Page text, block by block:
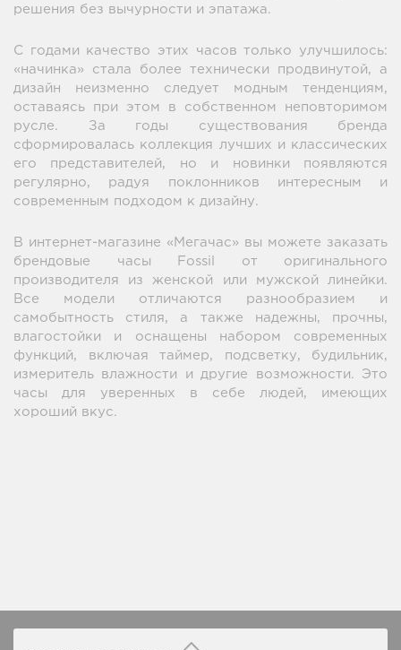
решения без вычурности и эпатажа.
С годами качество этих часов только улучшилось:
«начинка» стала более технически продвинутой, а
дизайн неизменно следует модным тенденциям,
оставаясь при этом в собственном неповторимом
русле. За годы существования бренда
сформировалась коллекция лучших и классических
его представителей, но и новинки появляются
регулярно, радуя поклонников интересным и
современным подходом к дизайну.
В интернет-магазине «Мегачас» вы можете заказать
брендовые часы Fossil от оригинального
производителя из женской или мужской линейки.
Все модели отличаются разнообразием и
самобытность стиля, а также надежны, прочны,
влагостойки и оснащены набором современных
функций, включая таймер, подсветку, будильник,
измеритель влажности и другие возможности. Это
часы для уверенных в себе людей, имеющих
хороший вкус.